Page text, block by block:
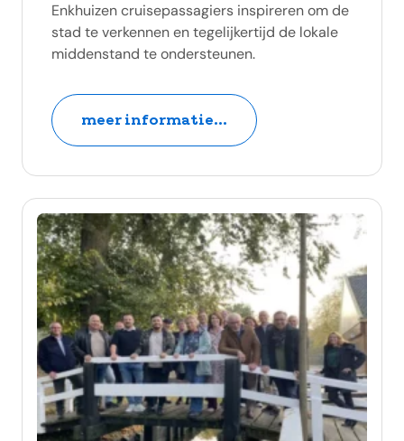
Enkhuizen cruisepassagiers inspireren om de
stad te verkennen en tegelijkertijd de lokale
middenstand te ondersteunen.
meer informatie...